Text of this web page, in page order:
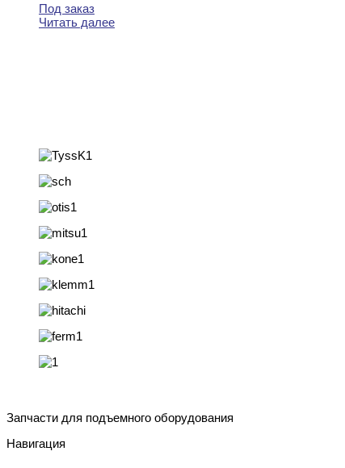
Под заказ
Читать далее
Запчасти для подъемного оборудования
Навигация